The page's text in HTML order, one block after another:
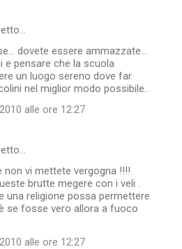
dovete essere ammazzate...
e pensare che la scuola
un luogo sereno dove far
nel miglior modo possibile..
alle ore 12:27
non vi mettete vergogna !!!!
brutte megere con i veli .
una religione possa permettere
se fosse vero allora a fuoco
alle ore 12:27